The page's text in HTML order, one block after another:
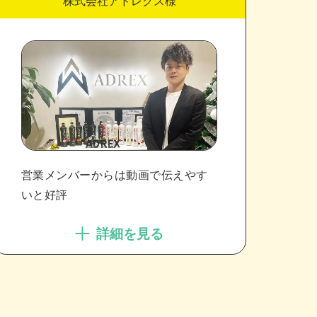
営業メンバーからは動画で伝えやす
いと好評
詳細を見る